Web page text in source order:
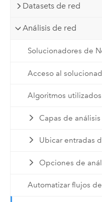
Datasets de red
Análisis de red
Solucionadores de
Acceso al
Algoritmos
Capas de
Ubicar entradas
Opciones de
Automatizar flujos